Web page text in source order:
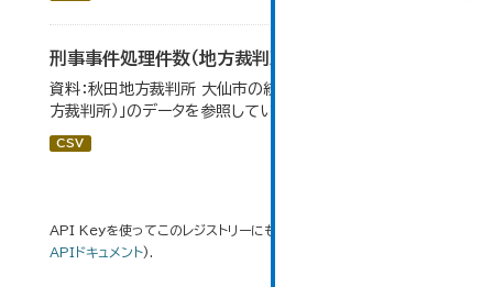
刑事事件処理件数（地方裁判所）
資料：秋田地方裁判所 大仙市の統計「12-17刑事事件（地
方裁判所）」のデータを参照しています。
CSV
API Keyを使ってこのレジストリーにもアクセス可能です
APIドキュメント).